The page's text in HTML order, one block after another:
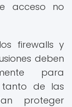
acceso no
firewalls y
deben
para
de las
proteger